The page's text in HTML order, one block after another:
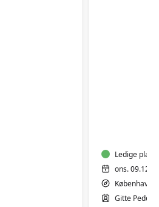
Ledige
ons.
København Ø
Gitte